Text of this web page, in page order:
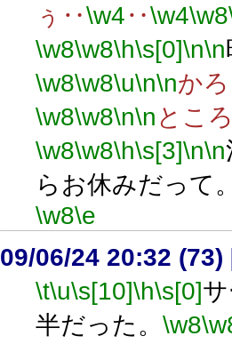
ぅ‥\w4‥\w4\w8
\w8\w8\h\s[0]\n\n
\w8\w8\u\n\nか
\w8\w8\n\n とこ
\w8\w8\h\s[3]\n\n
らお休みだって
\w8\e
09/06/24 20:32 (73)
\t\u\s[10]\h\s[0]
半だった。 \w8